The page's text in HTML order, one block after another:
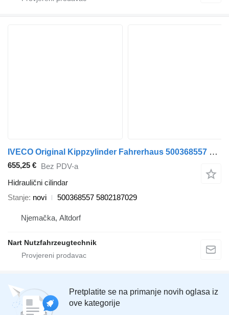
IVECO Original Kippzylinder Fahrerhaus 500368557 hidraulični cilindar za IVECO Stralis tegljača
655,25 € Bez PDV-a
Hidraulični cilindar
Stanje novi 500368557 5802187029
Njemačka, Altdorf
Nart Nutzfahrzeugtechnik
Pretplatite se na primanje novih oglasa iz
ove kategorije